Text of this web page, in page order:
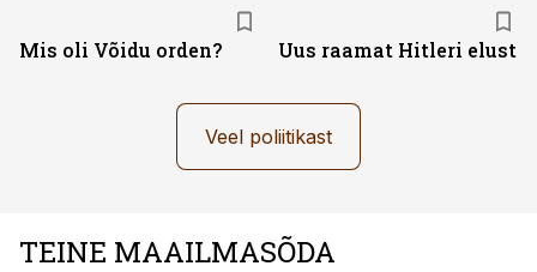
Mis oli Võidu orden? Uus raamat Hitleri elust
Veel poliitikast
TEINE MAAILMASÕDA